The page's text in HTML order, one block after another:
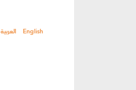
العربية English